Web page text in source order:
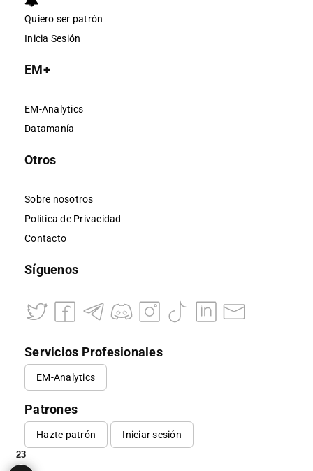
Quiero ser patrón
Inicia Sesión
EM+
EM-Analytics
Datamanía
Otros
Sobre nosotros
Política de Privacidad
Contacto
Síguenos
Servicios Profesionales
EM-Analytics
Patrones
Hazte patrón Iniciar sesión
23